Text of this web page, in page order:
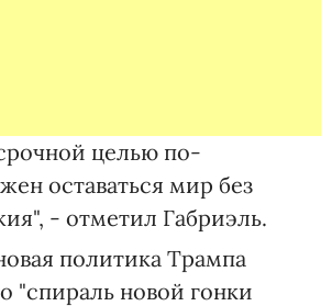
целью по-
оставаться мир без
- отметил Габриэль.
политика Трампа
"спираль новой гонки